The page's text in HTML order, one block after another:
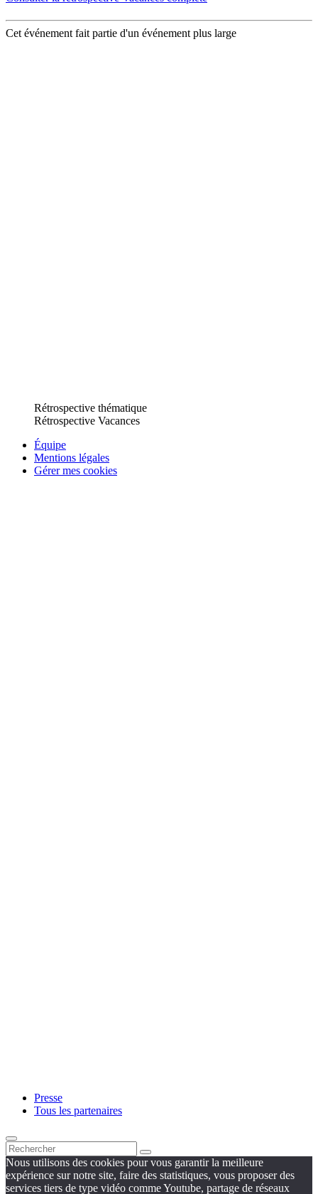
Cet événement fait partie d'un événement plus large
Rétrospective thématique
Rétrospective Vacances
Équipe
Mentions légales
Gérer mes cookies
Presse
Tous les partenaires
Nous utilisons des cookies pour vous garantir la meilleure
expérience sur notre site, faire des statistiques, vous proposer des
services tiers de type vidéo comme Youtube, partage de réseaux